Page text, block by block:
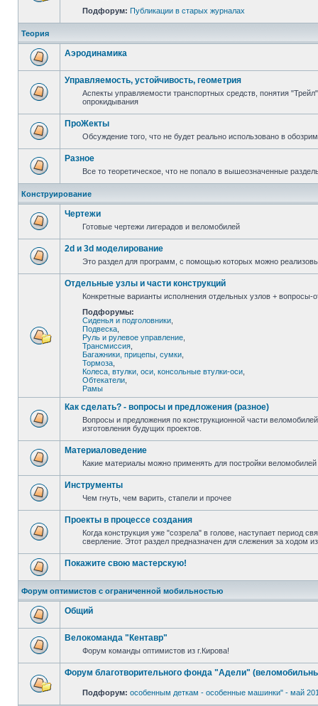
Подфорум: Публикации в старых журналах
Теория
Аэродинамика
Управляемость, устойчивость, геометрия
Аспекты управляемости транспортных средств, понятия
опрокидывания
ПроЖекты
Обсуждение того, что не будет реально использовано в
Разное
Все то теоретическое, что не попало в вышеозначенные
Конструирование
Чертежи
Готовые чертежи лигерадов и веломобилей
2d и 3d моделирование
Это раздел для программ, с помощью которых можно
Отдельные узлы и части конструкций
Конкретные варианты исполнения отдельных узлов + вопросы-
Подфорумы:
Сиденья и подголовники
Подвеска
Руль и рулевое управление
Трансмиссия
Багажники, прицепы, сумки
Тормоза
Колеса, втулки, оси, консольные втулки-оси
Обтекатели
Рамы
Как сделать? - вопросы и предложения (разное)
Вопросы и предложения по конструкционной части
изготовления будущих проектов.
Материаловедение
Какие материалы можно применять для постройки
Инструменты
Чем гнуть, чем варить, стапели и прочее
Проекты в процессе создания
Когда конструкция уже "созрела" в голове, наступает период
сверление. Этот раздел предназначен для слежения за ходом
Покажите свою мастерскую!
Форум оптимистов с ограниченной мобильностью
Общий
Велокоманда "Кентавр"
Форум команды оптимистов из г.Кирова!
Форум благотворительного фонда "Адели"
Подфорум: особенным деткам - особенные машинки" - май